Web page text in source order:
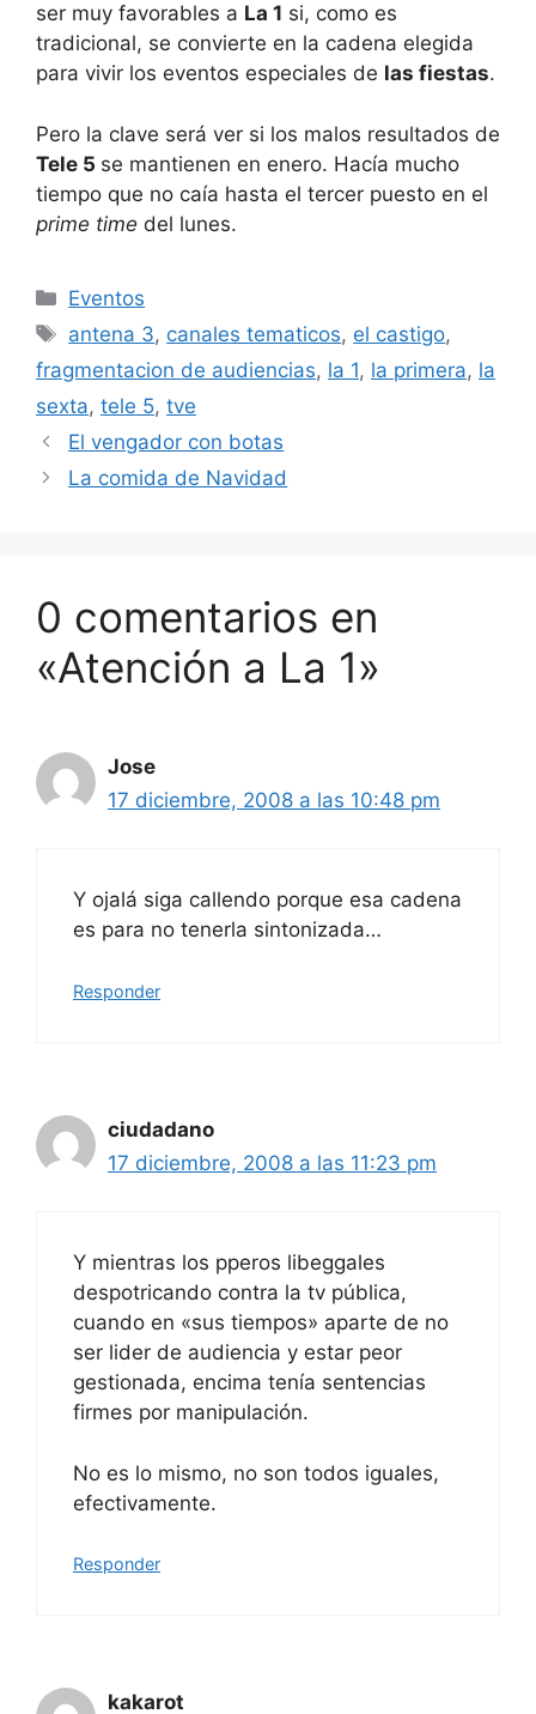
ser muy favorables a La 1 si, como es
tradicional, se convierte en la cadena elegida
para vivir los eventos especiales de las fiestas.
Pero la clave será ver si los malos resultados de
Tele 5 se mantienen en enero. Hacía mucho
tiempo que no caía hasta el tercer puesto en el
prime time del lunes.
Categorías
Eventos
Etiquetas
antena 3, canales tematicos, el castigo,
fragmentacion de audiencias, la 1, la primera, la
sexta, tele 5, tve
El vengador con botas
La comida de Navidad
0 comentarios en
«Atención a La 1»
Jose
17 diciembre, 2008 a las 10:48 pm
Y ojalá siga callendo porque esa cadena
es para no tenerla sintonizada…
Responder
ciudadano
17 diciembre, 2008 a las 11:23 pm
Y mientras los pperos libeggales
despotricando contra la tv pública,
cuando en «sus tiempos» aparte de no
ser lider de audiencia y estar peor
gestionada, encima tenía sentencias
firmes por manipulación.
No es lo mismo, no son todos iguales,
efectivamente.
Responder
kakarot